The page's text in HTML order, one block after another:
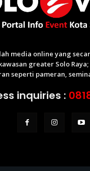
media online yang
greater Solo
seperti pameran,
inquiries :